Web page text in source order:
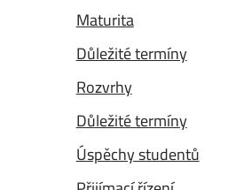
Maturita
Důležité termíny
Rozvrhy
Důležité termíny
Úspěchy studentů